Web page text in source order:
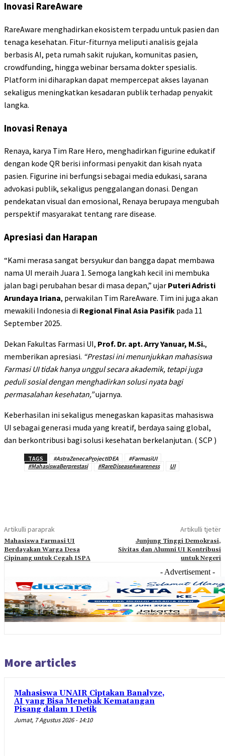
Inovasi RareAware
RareAware menghadirkan ekosistem terpadu untuk pasien dan
tenaga kesehatan. Fitur-fiturnya meliputi analisis gejala
berbasis AI, peta rumah sakit rujukan, komunitas pasien,
crowdfunding, hingga webinar bersama dokter spesialis.
Platform ini diharapkan dapat mempercepat akses layanan
sekaligus meningkatkan kesadaran publik terhadap penyakit
langka.
Inovasi Renaya
Renaya, karya Tim Rare Hero, menghadirkan figurine edukatif
dengan kode QR berisi informasi penyakit dan kisah nyata
pasien. Figurine ini berfungsi sebagai media edukasi, sarana
advokasi publik, sekaligus penggalangan donasi. Dengan
pendekatan visual dan emosional, Renaya berupaya mengubah
perspektif masyarakat tentang rare disease.
Apresiasi dan Harapan
“Kami merasa sangat bersyukur dan bangga dapat membawa
nama UI meraih Juara 1. Semoga langkah kecil ini membuka
jalan bagi perubahan besar di masa depan,” ujar Puteri Adristi
Arundaya Iriana, perwakilan Tim RareAware. Tim ini juga akan
mewakili Indonesia di Regional Final Asia Pasifik pada 11
September 2025.
Dekan Fakultas Farmasi UI, Prof. Dr. apt. Arry Yanuar, M.Si.,
memberikan apresiasi. “Prestasi ini menunjukkan mahasiswa
Farmasi UI tidak hanya unggul secara akademik, tetapi juga
peduli sosial dengan menghadirkan solusi nyata bagi
permasalahan kesehatan,”ujarnya.
Keberhasilan ini sekaligus menegaskan kapasitas mahasiswa
UI sebagai generasi muda yang kreatif, berdaya saing global,
dan berkontribusi bagi solusi kesehatan berkelanjutan. ( SCP )
TAGS #AstraZenecaProjectIDEA
#FarmasiUI
#MahasiswaBerprestasi
#RareDiseaseAwareness UI
Artikulli paraprak
Mahasiswa Farmasi UI
Berdayakan Warga Desa
Cipinang untuk Cegah ISPA
Artikulli tjetër
Junjung Tinggi Demokrasi,
Sivitas dan Alumni UI Kontribusi
untuk Negeri
- Advertisement -
More articles
Mahasiswa UNAIR Ciptakan Banalyze,
AI yang Bisa Menebak Kematangan
Pisang dalam 1 Detik
Jumat, 7 Agustus 2026 - 14:10